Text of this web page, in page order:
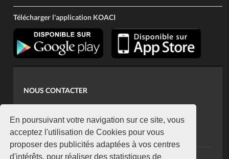
En poursuivant votre navigation sur ce site, vous
acceptez l'utilisation de Cookies pour vous
proposer des publicités adaptées à vos centres
d'intérêts, pour réaliser des statistiques de
Télécharger l'application KOACI
NOUS CONTACTER
koaci@yahoo.fr
+225 07 08 85 52 93